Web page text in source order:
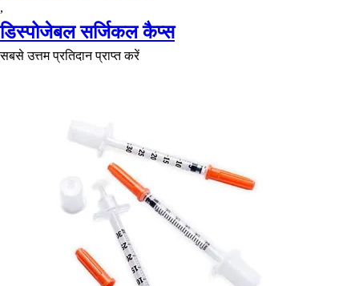
,
डिस्पोजेबल सर्जिकल कैप्स
सबसे उत्तम प्रतिदान प्राप्त करें